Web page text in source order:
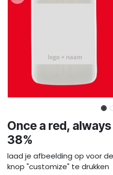
Once a red,
38%
laad je afbeelding op voor
knop "customize" te drukken